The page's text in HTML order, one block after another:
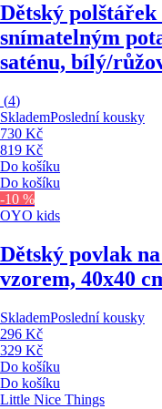
Dětský
snímatelným
saténu, bílý/
(4)
SklademPoslední kousky
730 Kč
819 Kč
Do košíku
Do košíku
-10 %
OYO kids
Dětský povlak
vzorem, 40x40
SklademPoslední kousky
296 Kč
329 Kč
Do košíku
Do košíku
Little Nice Things